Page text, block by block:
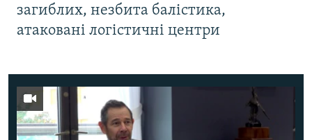
загиблих, незбита балістика,
атаковані логістичні центри